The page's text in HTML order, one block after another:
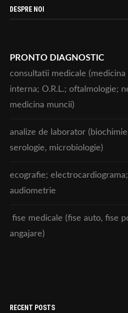
DESPRE NOI
PRONTO
consultatii medicale (medicina
interna; O.R.L.; oftalmologie;
medicina muncii)
analize de laborator
serologie, microbiologie)
ecografie;
audiometrie
fise medicale (fise auto, fise
angajare)
RECENT POSTS